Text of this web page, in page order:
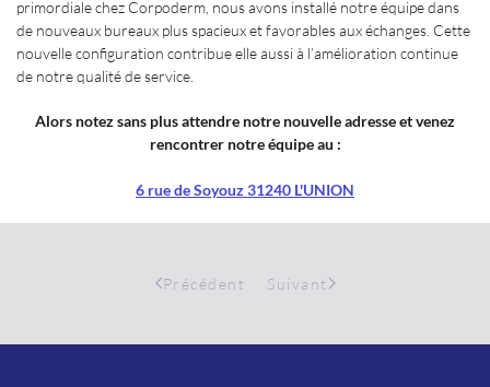
primordiale chez Corpoderm, nous avons installé notre équipe dans
de nouveaux bureaux plus spacieux et favorables aux échanges. Cette
nouvelle configuration contribue elle aussi à l’amélioration continue
de notre qualité de service.
Alors notez sans plus attendre notre nouvelle adresse et venez
rencontrer notre équipe au :
6 rue de Soyouz 31240 L'UNION
Précédent Suivant